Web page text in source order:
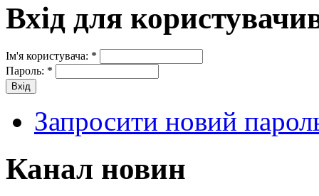
Вхід для
Ім'я користувача: *
Пароль: *
Запросити новий
Канал новин